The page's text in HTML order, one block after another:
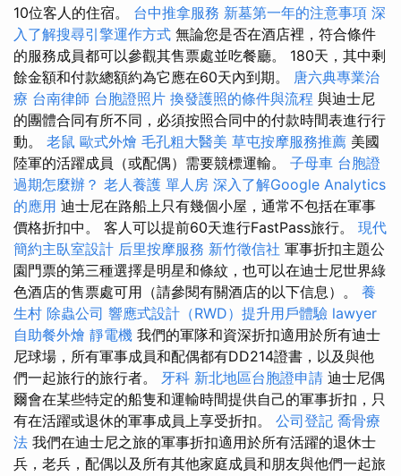
10位客人的住宿。 台中推拿服務 新墓第一年的注意事項 深
入了解搜尋引擎運作方式 無論您是否在酒店裡，符合條件
的服務成員都可以參觀其售票處並吃餐廳。 180天，其中剩
餘金額和付款總額約為它應在60天內到期。 唐六典專業治
療 台南律師 台胞證照片 換發護照的條件與流程 與迪士尼
的團體合同有所不同，必須按照合同中的付款時間表進行行
動。 老鼠 歐式外燴 毛孔粗大醫美 草屯按摩服務推薦 美國
陸軍的活躍成員（或配偶）需要競標運輸。 子母車 台胞證
過期怎麼辦？ 老人養護 單人房 深入了解Google Analytics
的應用 迪士尼在路船上只有幾個小屋，通常不包括在軍事
價格折扣中。 客人可以提前60天進行FastPass旅行。 現代
簡約主臥室設計 后里按摩服務 新竹徵信社 軍事折扣主題公
園門票的第三種選擇是明星和條紋，也可以在迪士尼世界綠
色酒店的售票處可用（請參閱有關酒店的以下信息）。 養
生村 除蟲公司 響應式設計（RWD）提升用戶體驗 lawyer
自助餐外燴 靜電機 我們的軍隊和資深折扣適用於所有迪士
尼球場，所有軍事成員和配偶都有DD214證書，以及與他
們一起旅行的旅行者。 牙科 新北地區台胞證申請 迪士尼偶
爾會在某些特定的船隻和運輸時間提供自己的軍事折扣，只
有在活躍或退休的軍事成員上享受折扣。 公司登記 喬骨療
法 我們在迪士尼之旅的軍事折扣適用於所有活躍的退休士
兵，老兵，配偶以及所有其他家庭成員和朋友與他們一起旅